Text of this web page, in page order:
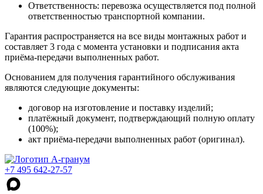
Ответственность: перевозка осуществляется под полной
ответственностью транспортной компании.
Гарантия распространяется на все виды монтажных работ и
составляет 3 года с момента установки и подписания акта
приёма-передачи выполненных работ.
Основанием для получения гарантийного обслуживания
являются следующие документы:
договор на изготовление и поставку изделий;
платёжный документ, подтверждающий полную оплату
(100%);
акт приёма-передачи выполненных работ (оригинал).
+7 495 642-27-57